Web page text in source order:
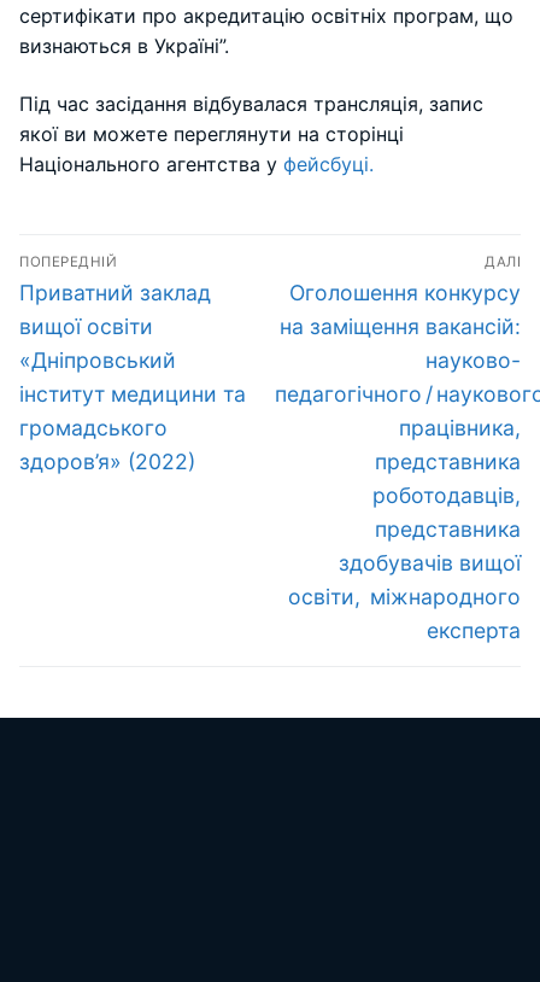
сертифікати про акредитацію освітніх програм, що
визнаються в Україні”.
Під час засідання відбувалася трансляція, запис
якої ви можете переглянути на сторінці
Національного агентства у фейсбуці.
Навігація
записів
ПОПЕРЕДНІЙ
Попередній
запис:
Приватний заклад
вищої освіти
«Дніпровський
інститут медицини та
громадського
здоров’я» (2022)
ДАЛІ
Наступний
запис:
Оголошення конкурсу
на заміщення вакансій:
науково-
педагогічного /
працівника,
представника
роботодавців,
представника
здобувачів вищої
освіти, міжнародного
експерта